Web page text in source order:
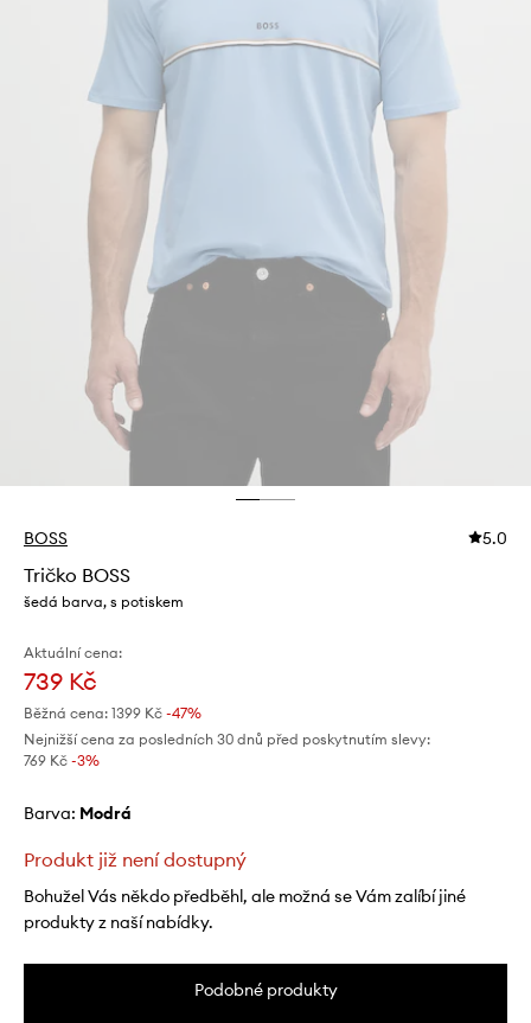
BOSS 5.0
Tričko BOSS
šedá barva, s potiskem
Aktuální cena:
739 Kč
Běžná cena: 1399 Kč -47%
Nejnižší cena za posledních 30 dnů před poskytnutím slevy:
769 Kč -3%
Barva: modrá
Produkt již není dostupný
Bohužel Vás někdo předběhl, ale možná se Vám zalíbí jiné
produkty z naší nabídky.
Podobné produkty